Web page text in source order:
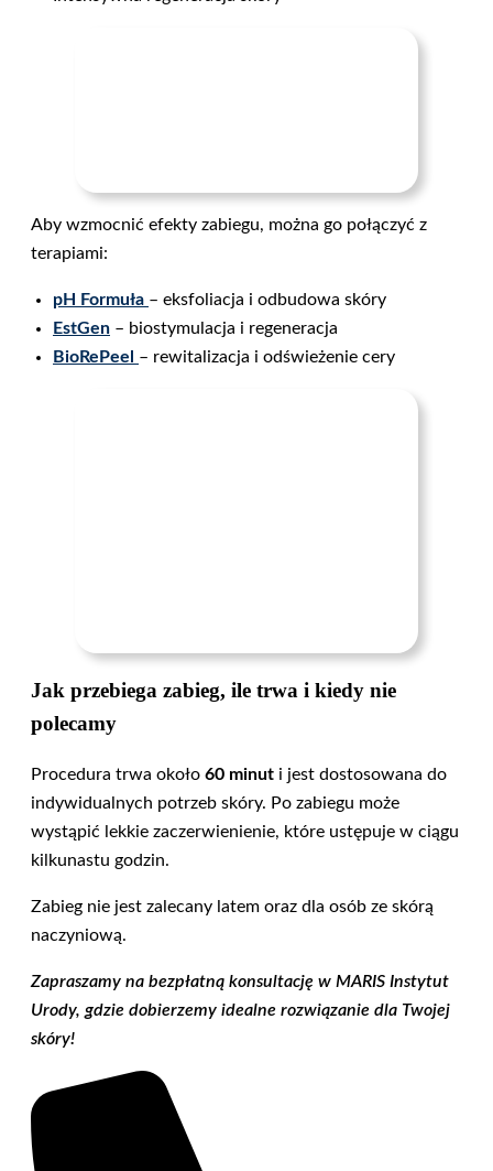
Aby wzmocnić efekty zabiegu, można go połączyć z
terapiami:
pH Formuła – eksfoliacja i odbudowa skóry
EstGen – biostymulacja i regeneracja
BioRePeel
– rewitalizacja i odświeżenie cery
Jak przebiega zabieg, ile trwa i kiedy nie
polecamy
Procedura trwa około 60 minut i jest dostosowana do
indywidualnych potrzeb skóry. Po zabiegu może
wystąpić lekkie zaczerwienienie, które ustępuje w ciągu
kilkunastu godzin.
Zabieg nie jest zalecany latem oraz dla osób ze skórą
naczyniową.
Zapraszamy na bezpłatną konsultację w MARIS Instytut
Urody, gdzie dobierzemy idealne rozwiązanie dla Twojej
skóry!